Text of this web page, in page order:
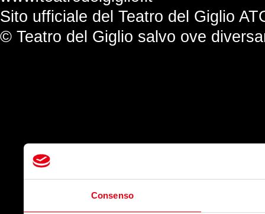
Consenso
Sito ufficiale del Teatro del Giglio
© Teatro del Giglio salvo ove